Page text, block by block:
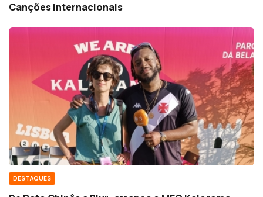
Canções Internacionais
DESTAQUES